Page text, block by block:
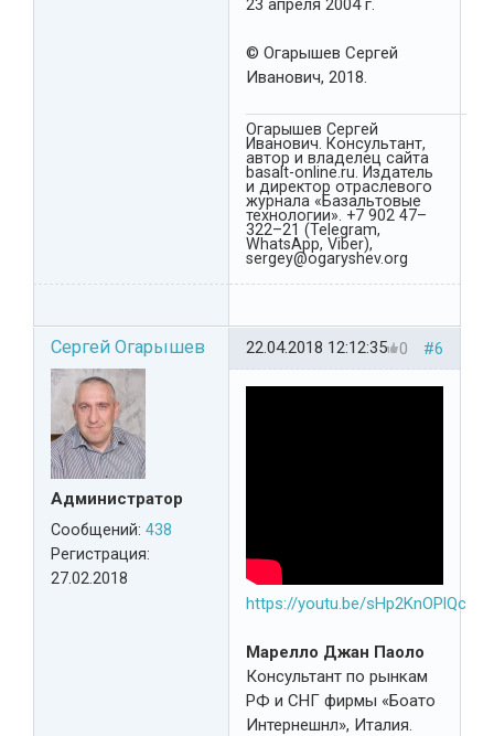
23 апреля 2004 г.
© Огарышев Сергей
Иванович, 2018.
Огарышев Сергей
Иванович. Консультант,
автор и владелец сайта
basalt-online.ru. Издатель
и директор отраслевого
журнала «Базальтовые
технологии». +7 902 47–
322–21 (Telegram,
WhatsApp, Viber),
sergey@ogaryshev.org
Сергей Огарышев
Администратор
Сообщений: 438
Регистрация:
27.02.2018
#6
0
22.04.2018 12:12:35
https://youtu.be/sHp2KnOPlQc
Марелло Джан Паоло
Консультант по рынкам
РФ и СНГ фирмы «Боато
Интернешнл», Италия.